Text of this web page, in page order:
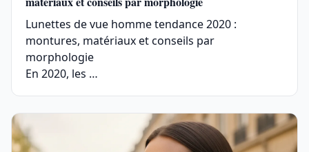
Lunettes de vue homme tendance 2020 :
montures, matériaux et conseils par
morphologie
En 2020, les …